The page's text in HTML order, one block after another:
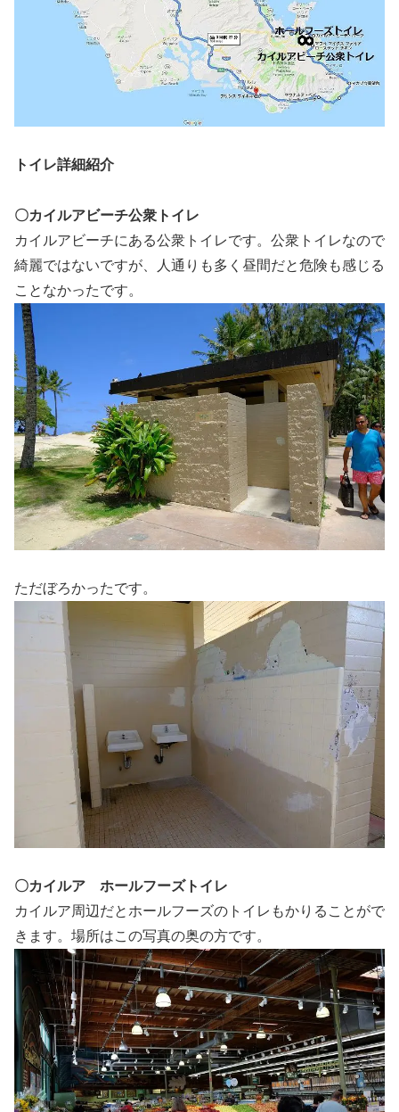
トイレ詳細紹介
〇カイルアビーチ公衆トイレ
カイルアビーチにある公衆トイレです。公衆トイレなので
綺麗ではないですが、人通りも多く昼間だと危険も感じる
ことなかったです。
ただぼろかったです。
〇カイルア ホールフーズトイレ
カイルア周辺だとホールフーズのトイレもかりることがで
きます。場所はこの写真の奥の方です。